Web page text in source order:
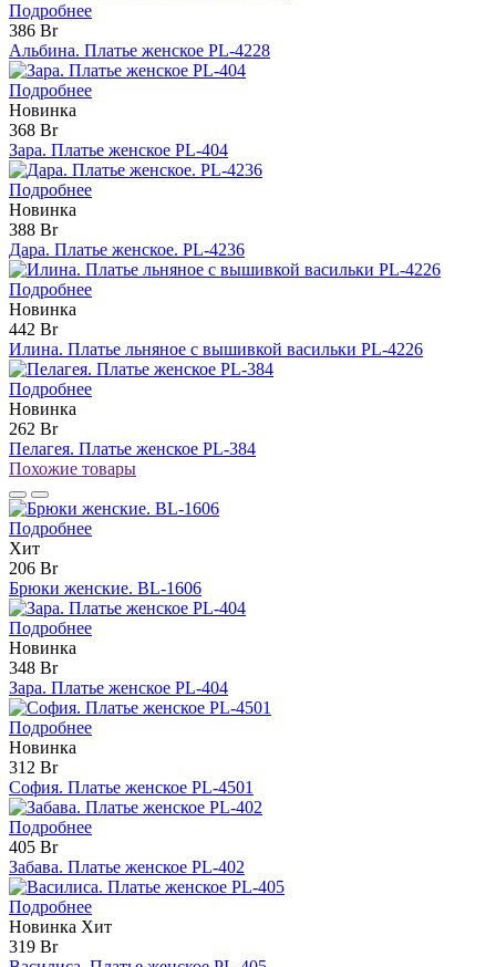
Подробнее
386 Br
Альбина. Платье женское PL-4228
Подробнее
Новинка
368 Br
Зара. Платье женское PL-404
Подробнее
Новинка
388 Br
Дара. Платье женское. PL-4236
Подробнее
Новинка
442 Br
Илина. Платье льняное с вышивкой васильки PL-4226
Подробнее
Новинка
262 Br
Пелагея. Платье женское PL-384
Похожие товары
Подробнее
Хит
206 Br
Брюки женские. BL-1606
Подробнее
Новинка
348 Br
Зара. Платье женское PL-404
Подробнее
Новинка
312 Br
София. Платье женское PL-4501
Подробнее
405 Br
Забава. Платье женское PL-402
Подробнее
Новинка Хит
319 Br